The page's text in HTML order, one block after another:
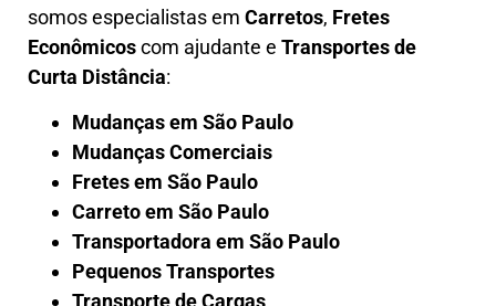
somos especialistas em Carretos, Fretes
Econômicoscom ajudante e Transportes de
Curta Distância:
Mudanças em São Paulo
Mudanças Comerciais
Fretes em São Paulo
Carreto em São Paulo
Transportadora em São Paulo
Pequenos Transportes